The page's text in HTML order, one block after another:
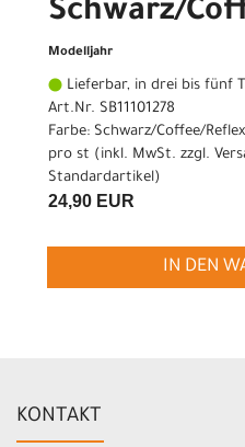
Schwarz/
Modelljahr
Lieferbar, in drei bis fünf
Art.Nr. SB11101278
Farbe: Schwarz/Coffee/Reflex
pro st (inkl. MwSt. zzgl.
Standardartikel)
24,90 EUR
IN DEN
KONTAKT